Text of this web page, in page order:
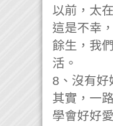
以前，太
這是不幸
餘生，我
活。
8、沒有好
其實，一
學會好好